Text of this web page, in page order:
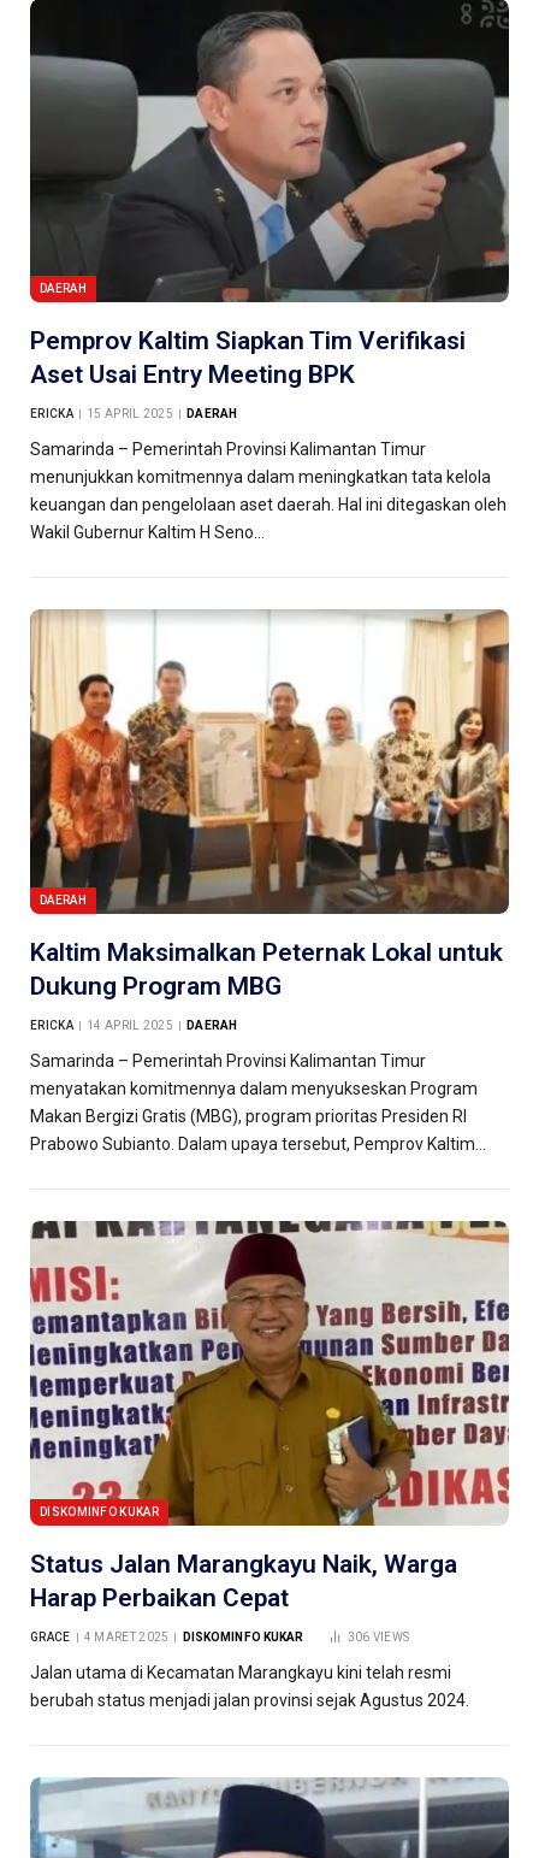
DAERAH
Pemprov Kaltim Siapkan Tim Verifikasi
Aset Usai Entry Meeting BPK
ERICKA 15 APRIL 2025 DAERAH
Samarinda – Pemerintah Provinsi Kalimantan Timur
menunjukkan komitmennya dalam meningkatkan tata kelola
keuangan dan pengelolaan aset daerah. Hal ini ditegaskan oleh
Wakil Gubernur Kaltim H Seno…
DAERAH
Kaltim Maksimalkan Peternak Lokal untuk
Dukung Program MBG
ERICKA 14 APRIL 2025 DAERAH
Samarinda – Pemerintah Provinsi Kalimantan Timur
menyatakan komitmennya dalam menyukseskan Program
Makan Bergizi Gratis (MBG), program prioritas Presiden RI
Prabowo Subianto. Dalam upaya tersebut, Pemprov Kaltim…
DISKOMINFO KUKAR
Status Jalan Marangkayu Naik, Warga
Harap Perbaikan Cepat
GRACE 4 MARET 2025 DISKOMINFO KUKAR 306 VIEWS
Jalan utama di Kecamatan Marangkayu kini telah resmi
berubah status menjadi jalan provinsi sejak Agustus 2024.